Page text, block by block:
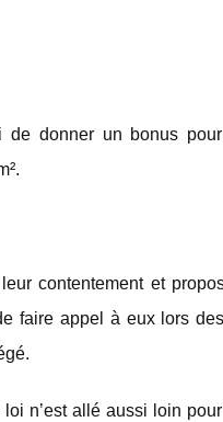
donner un bonus
contentement et
faire appel à eux lors
n’est allé aussi loin